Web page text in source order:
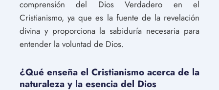
comprensión del Dios Verdadero en el
Cristianismo, ya que es la fuente de la revelación
divina y proporciona la sabiduría necesaria para
entender la voluntad de Dios.
¿Qué enseña el Cristianismo acerca de la
naturaleza y la esencia del Dios